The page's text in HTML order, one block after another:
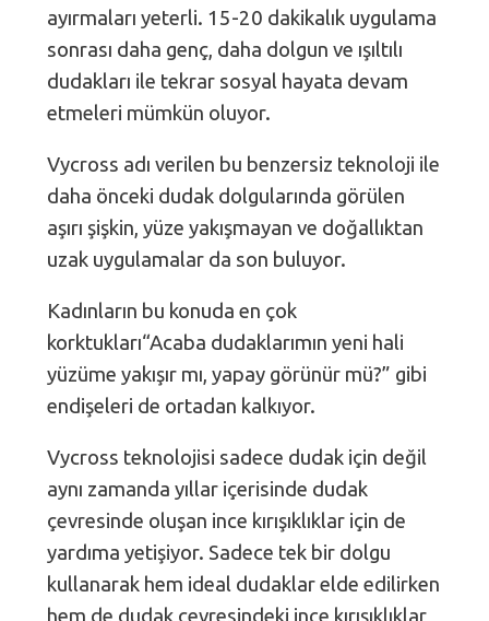
ayırmaları yeterli. 15-20 dakikalık uygulama
sonrası daha genç, daha dolgun ve ışıltılı
dudakları ile tekrar sosyal hayata devam
etmeleri mümkün oluyor.
Vycross adı verilen bu benzersiz teknoloji ile
daha önceki dudak dolgularında görülen
aşırı şişkin, yüze yakışmayan ve doğallıktan
uzak uygulamalar da son buluyor.
Kadınların bu konuda en çok
korktukları“Acaba dudaklarımın yeni hali
yüzüme yakışır mı, yapay görünür mü?” gibi
endişeleri de ortadan kalkıyor.
Vycross teknolojisi sadece dudak için değil
aynı zamanda yıllar içerisinde dudak
çevresinde oluşan ince kırışıklıklar için de
yardıma yetişiyor. Sadece tek bir dolgu
kullanarak hem ideal dudaklar elde edilirken
hem de dudak çevresindeki ince kırışıklıklar